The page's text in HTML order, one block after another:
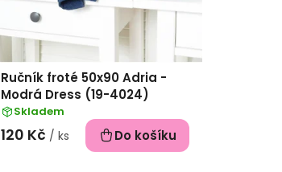
Ručník froté 50x90 Adria -
Modrá Dress (19-4024)
Skladem
120 Kč / ks Do košíku